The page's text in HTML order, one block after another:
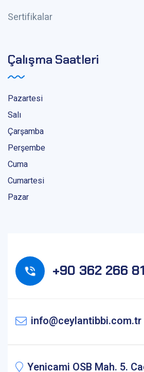
Sertifikalar
Çalışma Saatleri
Pazartesi
Salı
Çarşamba
Perşembe
Cuma
Cumartesi
Pazar
+90 362 266
info@ceylantibbi.com.tr
Yenicami OSB Mah. 5.